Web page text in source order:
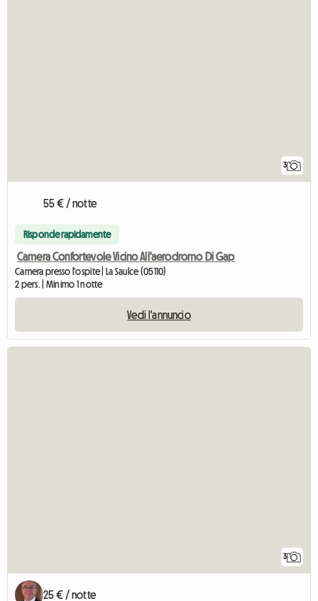
3
55 € / notte
Risponde rapidamente
Camera Confortevole Vicino All'aerodromo Di Gap
Camera presso l'ospite | La Saulce (05110)
2 pers. | Minimo 1 notte
Vedi l'annuncio
3
25 € / notte